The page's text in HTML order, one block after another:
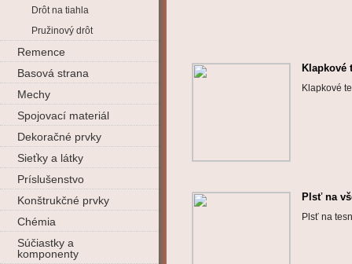
Drôt na tiahla
Pružinový drôt
Remence
Basová strana
Mechy
Spojovací materiál
Dekoračné prvky
Sieťky a látky
Príslušenstvo
Konštrukčné prvky
Chémia
Súčiastky a
komponenty
Klapkové
Klapkové
Plsť na
Plsť na